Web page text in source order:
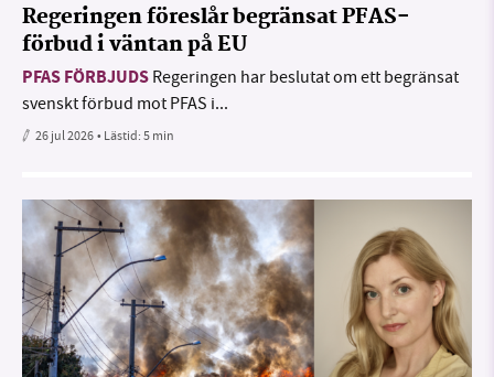
Regeringen föreslår begränsat PFAS-
förbud i väntan på EU
PFAS FÖRBJUDS Regeringen har beslutat om ett begränsat
svenskt förbud mot PFAS i...
26 jul 2026• Lästid:5 min